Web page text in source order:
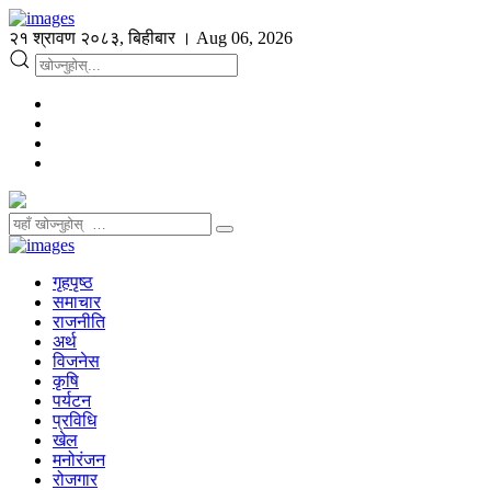
२१ श्रावण २०८३, बिहीबार । Aug 06, 2026
गृहपृष्ठ
समाचार
राजनीति
अर्थ
विजनेस
कृषि
पर्यटन
प्रविधि
खेल
मनोरंजन
रोजगार